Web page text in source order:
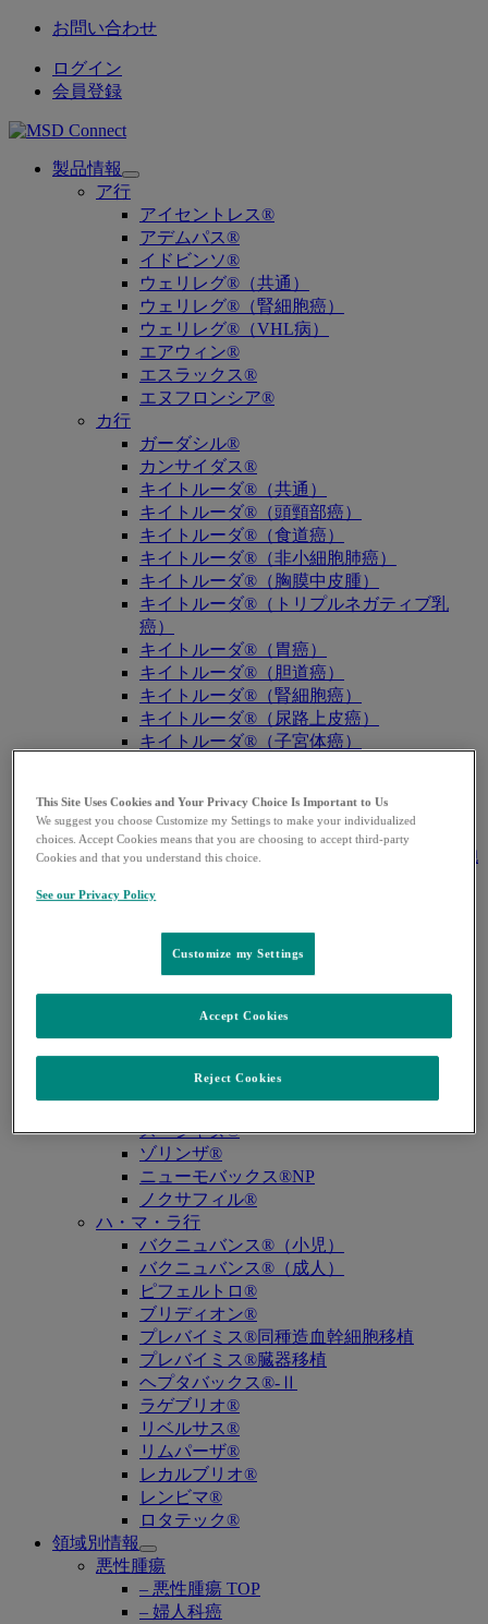
お問い合わせ
ログイン
会員登録
製品情報
Open
submenu
ア行
アイセントレス®
アデムパス®
イドビンソ®
ウェリレグ®（共通）
ウェリレグ®（腎細胞癌）
ウェリレグ®（VHL病）
エアウィン®
エスラックス®
エヌフロンシア®
カ行
ガーダシル®
カンサイダス®
キイトルーダ®（共通）
キイトルーダ®（頭頸部癌）
キイトルーダ®（食道癌）
キイトルーダ®（非小細胞肺癌）
キイトルーダ®（胸膜中皮腫）
キイトルーダ®（トリプルネガティブ乳
癌）
キイトルーダ®（胃癌）
キイトルーダ®（胆道癌）
キイトルーダ®（腎細胞癌）
キイトルーダ®（尿路上皮癌）
キイトルーダ®（子宮体癌）
キイトルーダ®（古典的ホジキンリンパ
腫）
キイトルーダ®（原発性縦隔大細胞型B細胞
キイトルーダ®（MSI-High固形癌）
キイトルーダ®（TMB-High固形癌）
キャップバックス®
キュビシン®
サ・タ・ナ行
ザバクサ®
シベクトロ®
ジャヌビア®
シルガード®9
スージャヌ®
ゾリンザ®
ニューモバックス®NP
ノクサフィル®
ハ・マ・ラ行
バクニュバンス®（小児）
バクニュバンス®（成人）
ピフェルトロ®
ブリディオン®
プレバイミス®同種造血幹細胞移植
プレバイミス®臓器移植
ヘプタバックス®-Ⅱ
ラゲブリオ®
リベルサス®
リムパーザ®
レカルブリオ®
レンビマ®
ロタテック®
領域別情報
Open
submenu
悪性腫瘍
– 悪性腫瘍 TOP
– 婦人科癌
This Site Uses Cookies and Your Privacy Choice Is Important to Us
We suggest you choose Customize my Settings to make your individualized
choices. Accept Cookies means that you are choosing to accept third-party
Cookies and that you understand this choice.
See our Privacy Policy
Customize my Settings
Reject Cookies
Accept Cookies